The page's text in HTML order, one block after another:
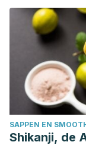
SAPPEN EN
Shikanji, de